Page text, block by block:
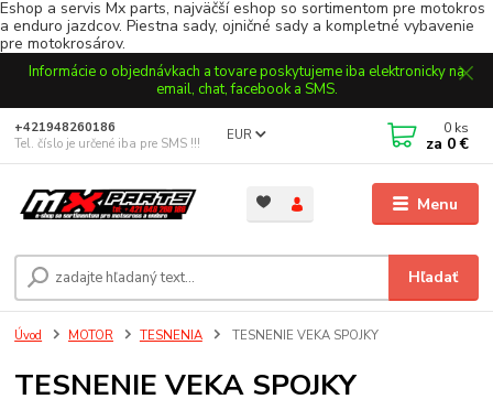
Eshop a servis Mx parts, najväčší eshop so sortimentom pre motokros
a enduro jazdcov. Piestna sady, ojničné sady a kompletné vybavenie
pre motokrosárov.
Informácie o objednávkach a tovare poskytujeme iba elektronicky na
email, chat, facebook a SMS.
Menu
EUR
Hľadať
+421948260186
Tel. číslo je určené iba pre SMS !!!
0 ks
za 0 €
Úvod MOTOR TESNENIA TESNENIE VEKA SPOJKY
TESNENIE VEKA SPOJKY